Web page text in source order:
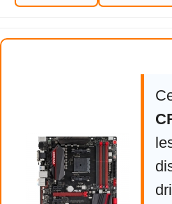
Asus